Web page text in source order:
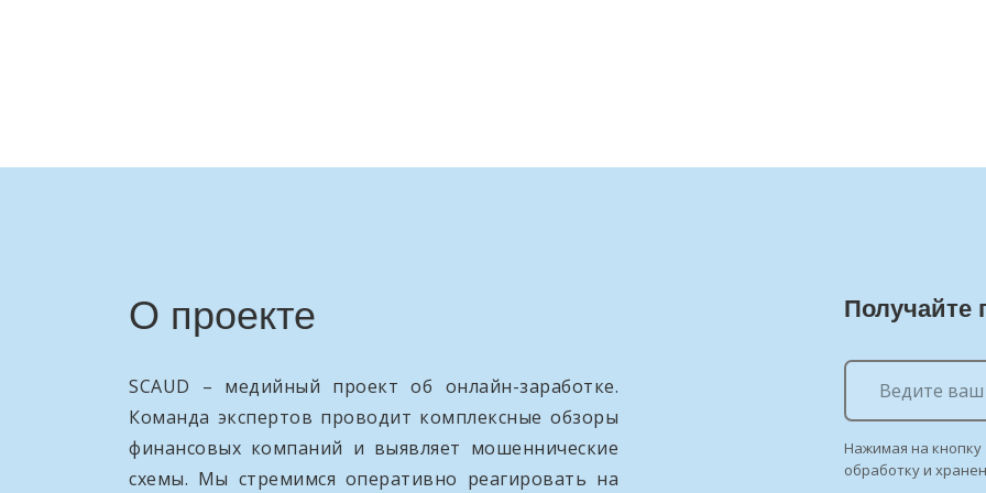
О проекте
SCAUD – медийный проект об онлайн-заработке.
Команда экспертов проводит комплексные обзоры
финансовых компаний и выявляет мошеннические
схемы. Мы стремимся оперативно реагировать на
Нажимая на кнопку
обработку и